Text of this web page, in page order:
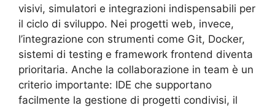
visivi, simulatori e integrazioni indispensabili per
il ciclo di sviluppo. Nei progetti web, invece,
l’integrazione con strumenti come Git, Docker,
sistemi di testing e framework frontend diventa
prioritaria. Anche la collaborazione in team è un
criterio importante: IDE che supportano
facilmente la gestione di progetti condivisi, il